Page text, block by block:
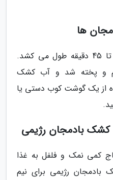
ها
پختن بادمجان ها حدود 30 تا 45 دقیقه طول می کشد.
و پخته شد و آب کشک
از یک گوشت کوب دستی یا
بادمجان رژیمی
کمی نمک و فلفل به غذا
بادمجان رژیمی برای نیم